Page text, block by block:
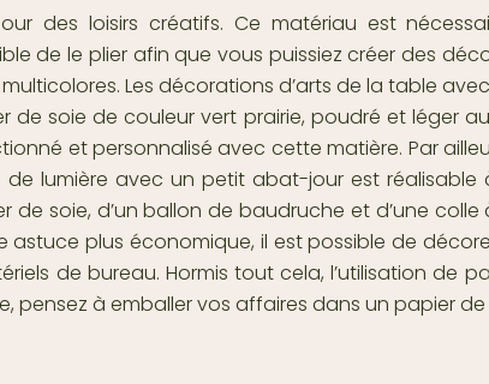
des loisirs créatifs. Ce matériau est
de le plier afin que vous puissiez créer des
Les décorations d’arts de la table
de soie de couleurvert prairie, poudré et léger
et personnalisé avec cette matière. Par
de lumière avec un petit abat-jour est
soie, d’un ballon de baudruche et d’une
astuce plus économique, il est possible de
de bureau. Hormis tout cela, l’utilisation de
à emballer vos affaires dans un papier de